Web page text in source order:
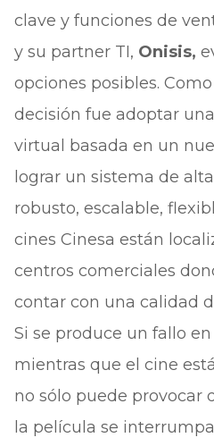
clave y funciones de
y su partner TI, Onisis,
opciones posibles.
decisión fue adoptar
virtual basada en un
lograr un sistema de
robusto, escalable,
cines Cinesa están
centros comerciales
contar con una calidad
Si se produce un fallo
mientras que el cine
no sólo puede provocar
la película se